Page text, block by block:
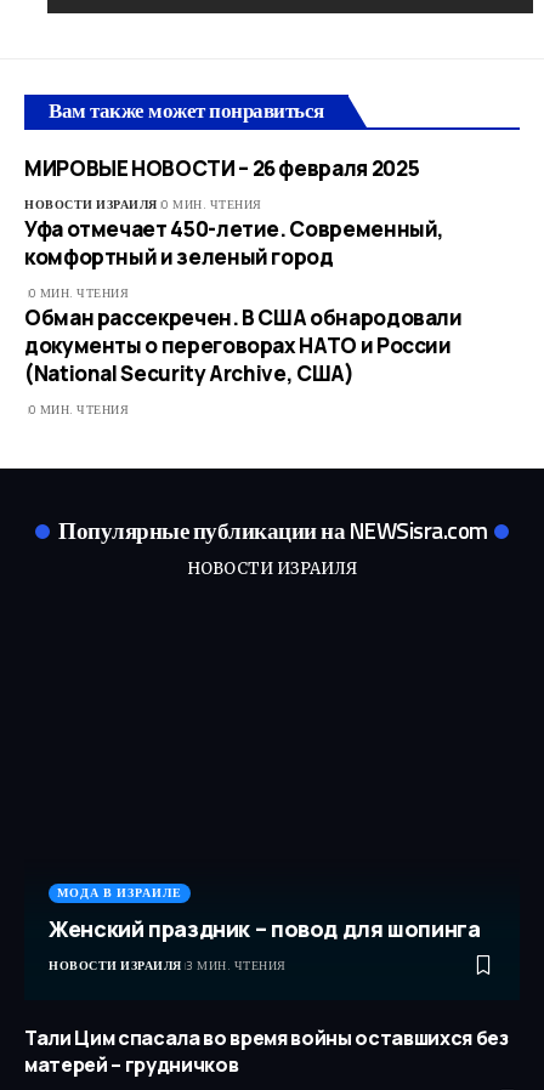
Вам также может понравиться
МИРОВЫЕ НОВОСТИ – 26 февраля 2025
НОВОСТИ ИЗРАИЛЯ 0 МИН. ЧТЕНИЯ
Уфа отмечает 450-летие. Современный,
комфортный и зеленый город
0 МИН. ЧТЕНИЯ
Обман рассекречен. В США обнародовали
документы о переговорах НАТО и России
(National Security Archive, США)
0 МИН. ЧТЕНИЯ
Популярные публикации на NEWSisra.com
НОВОСТИ ИЗРАИЛЯ
МОДА В ИЗРАИЛЕ
Женский праздник – повод для шопинга
НОВОСТИ ИЗРАИЛЯ 3 МИН. ЧТЕНИЯ
Тали Цим спасала во время войны оставшихся без
матерей – грудничков